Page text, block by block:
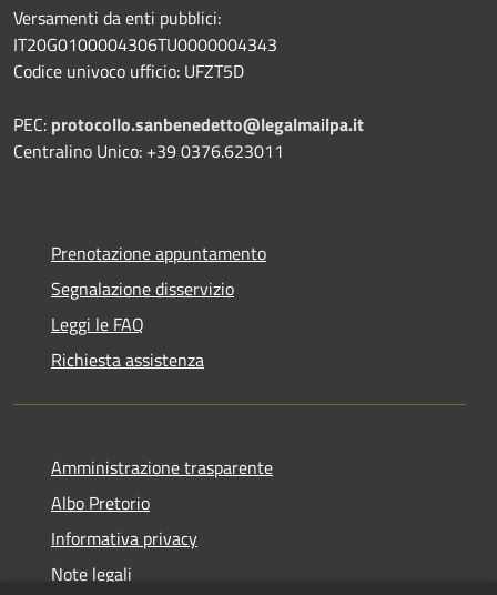
Versamenti da enti pubblici:
IT20G0100004306TU0000004343
Codice univoco ufficio: UFZT5D
PEC: protocollo.sanbenedetto@legalmailpa.it
Centralino Unico: +39 0376.623011
Prenotazione appuntamento
Segnalazione disservizio
Leggi le FAQ
Richiesta assistenza
Amministrazione trasparente
Albo Pretorio
Informativa privacy
Note legali